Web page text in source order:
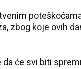
zbog koje ovih
da će svi biti